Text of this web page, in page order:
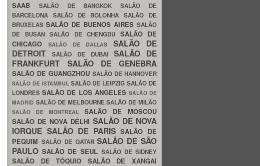
SAAB SALÃO DE BANGKOKSALÃO DE
BARCELONA SALÃO DE BOLONHASALÃO DE
BRUXELAS SALÃO DE BUENOS AIRES SALÃO
DE BUSAN SALÃO DE CHENGDU SALÃO DE
CHICAGO
SALÃO DE DALLASSALÃO DE
DETROIT
SALÃO DE DUBAI SALÃO DE
FRANKFURT SALÃO DE GENEBRA
SALÃO DE GUANGZHOU SALÃO DE HANNOVER
SALÃO DE ISTAMBUL SALÃO DE LEIPZIGSALÃO DE
LONDRESSALÃO DE LOS ANGELES SALÃO DE
MADRID SALÃO DE MELBOURNESALÃO DE MILÃO
SALÃO DE MONTREAL SALÃO DE MOSCOU
SALÃO DE NOVA DÉLHI SALÃO DE NOVA
IORQUE SALÃO DE PARISSALÃO DE
PEQUIM SALÃO DE QATARSALÃO DE SÃO
PAULO SALÃO DE SEUL SALÃO DE SIDNEY
SALÃO DE TÓQUIO SALÃO DE XANGAI